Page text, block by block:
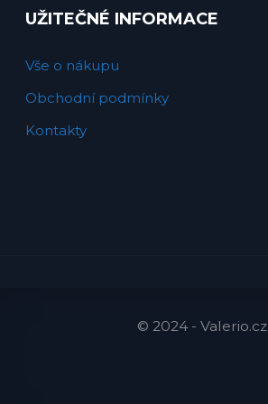
UŽITEČNÉ INFORMACE
Vše o nákupu
Obchodní podmínky
Kontakty
© 2024 - Valerio.cz